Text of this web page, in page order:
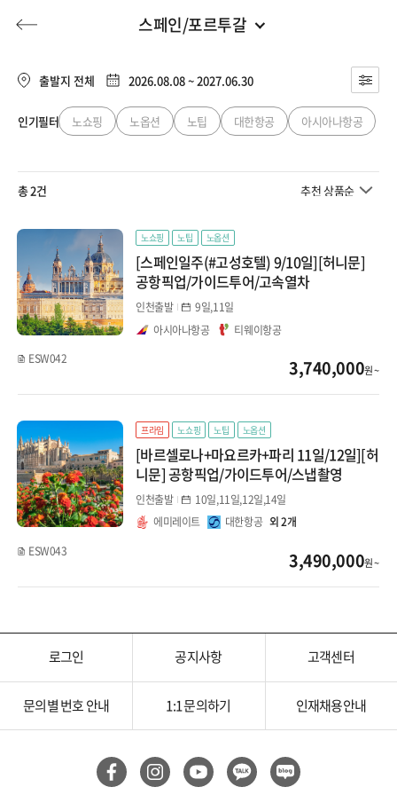
허니문 기획전/홈쇼핑 이벤트/혜택
투어플랜
허니문
스페인/포르투갈
유럽
발리/우붓
푸켓/카오락/코사무이
하와이
호주/피지
모리셔스/세이셸/타히
프랑스
동유럽/발칸
스페인/포르투갈
지중해
출발지 전체 2026.08.08 ~ 2027.06.30
인기필터 노쇼핑 노옵션 노팁 대한항공 아시아나항공
총 2건 추천 상품순
노쇼핑 노팁 노옵션
[스페인일주(#고성호텔) 9/10일][허니문]
공항픽업/가이드투어/고속열차
인천출발
9일,11일
아시아나항공
티웨이항공
ESW042
3,740,000원 ~
프라임 노쇼핑 노팁 노옵션
[바르셀로나+마요르카+파리 11일/12일][허
니문] 공항픽업/가이드투어/스냅촬영
인천출발
10일,11일,12일,14일
에미레이트
대한항공 외 2개
ESW043
3,490,000원 ~
로그인 공지사항 고객센터
문의별 번호 안내 1:1 문의하기 인재채용안내